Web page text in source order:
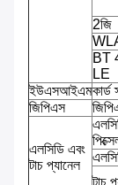
2জি
BT
LE
ইউএসআইএমকার্ড
জিপিএস
এলসিডি এবং
টাচ প্যানেল